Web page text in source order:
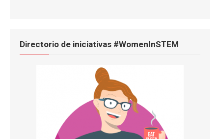
Directorio de iniciativas #WomenInSTEM